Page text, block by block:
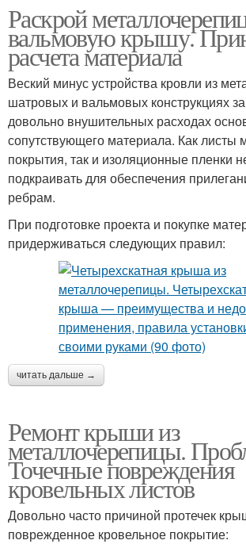
Раскрой
вальмовую крышу.
расчета материала
Веский минус устройства кровли из
шатровых и вальмовых конструкциях
довольно внушительных расходах
сопутствующего материала. Как листы
покрытия, так и изоляционные пленки
подкраивать для обеспечения
ребрам.
При подготовке проекта и покупке
придерживаться следующих правил:
читать дальше →
Ремонт крыши из
металлочерепицы.
Точечные повреждения
кровельных листов
Довольно часто причиной протечек
поврежденное кровельное покрытие: